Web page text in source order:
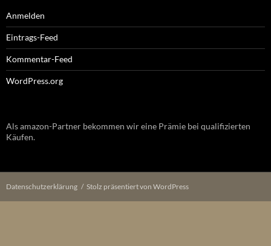
Anmelden
Eintrags-Feed
Kommentar-Feed
WordPress.org
Als amazon-Partner bekommen wir eine Prämie bei qualifizierten
Käufen.
Datenschutzerklärung Stolz präsentiert von WordPress